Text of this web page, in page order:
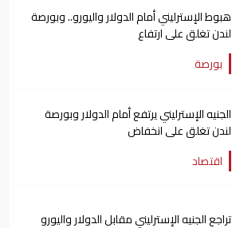
هبوط الإسترليني أمام الدولار واليورو.. وبورصة
لندن تغلق على ارتفاع
بورصة
الجنيه الإسترليني يرتفع أمام الدولار وبورصة
لندن تغلق على انخفاض
اقتصاد
تراجع الجنيه الإسترليني مقابل الدولار واليورو